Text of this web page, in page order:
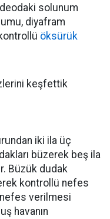
solunum
diyafram
öksürük
iki ila üç
büzerek beş ila
Büzük dudak
kontrollü nefes
verilmesi
havanın